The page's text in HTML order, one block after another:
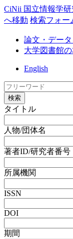
CiNii 国立情報学
へ移動 検索フォー
論文・デー
大学図書館
English
検索
タイトル
人物/団体名
著者ID/研究者番号
所属機関
ISSN
DOI
期間